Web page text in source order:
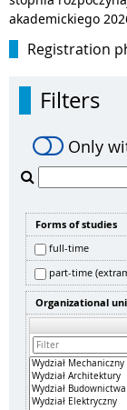
akademickiego
Registration
Filters
Only
Forms of studies
full-time
part-time
Organizational